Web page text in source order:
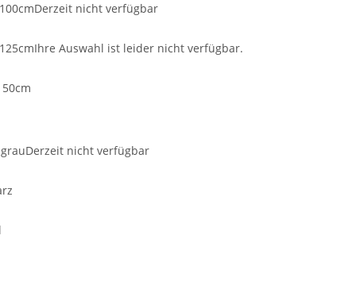
Derzeit nicht verfügbar
Ihre Auswahl ist leider nicht verfügbar.
50cm
Derzeit nicht verfügbar